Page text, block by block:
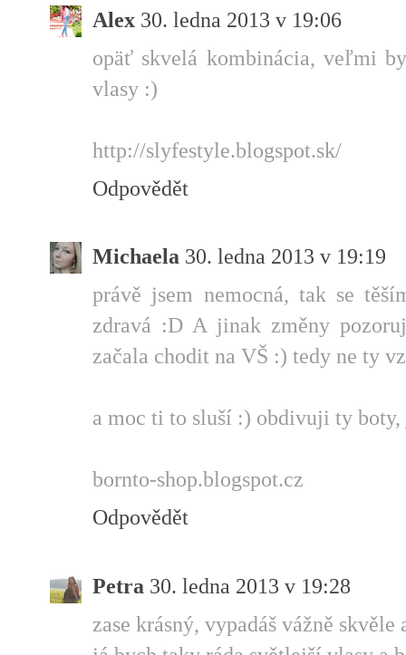
Alex 30. ledna 2013 v 19:06
opäť skvelá kombinácia, veľmi
vlasy :)
http://slyfestyle.blogspot.sk/
Odpovědět
Michaela 30. ledna 2013 v 19:19
právě jsem nemocná, tak se
zdravá :D A jinak změny
začala chodit na VŠ :) tedy ne ty
a moc ti to sluší :) obdivuji ty
bornto-shop.blogspot.cz
Odpovědět
Petra 30. ledna 2013 v 19:28
zase krásný, vypadáš vážně